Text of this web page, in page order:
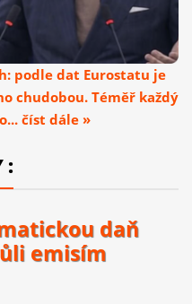
podle dat Eurostatu je
chudobou. Téměř každý
číst dále »
:
daň
emisím